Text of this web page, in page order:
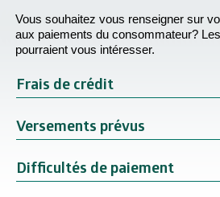
Vous souhaitez vous renseigner sur
aux paiements du consommateur?
pourraient vous intéresser.
Frais de crédit
Versements prévus
Difficultés de paiement